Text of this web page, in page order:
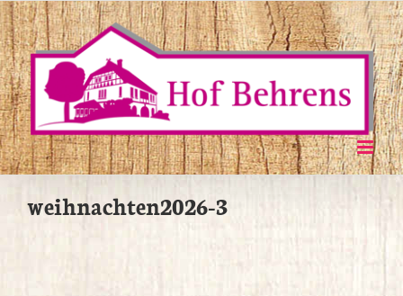
Zum
Inhalt
springen
weihnachten2026-3